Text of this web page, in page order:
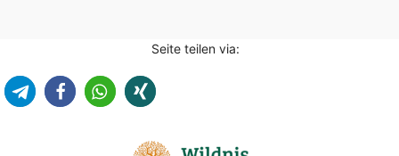
Seite teilen via: